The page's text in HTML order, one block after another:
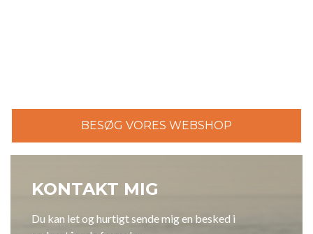
BESØG VORES WEBSHOP
KONTAKT MIG
Du kan let og hurtigt sende mig en besked i